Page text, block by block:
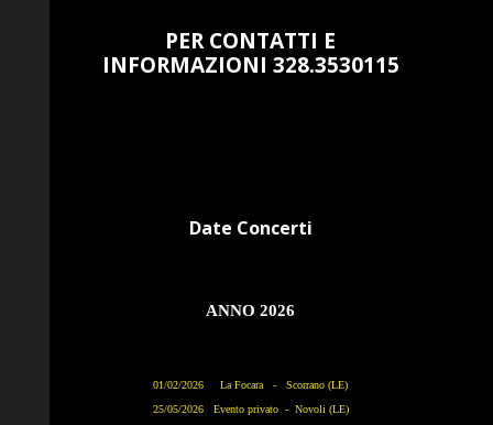
PER CONTATTI E
INFORMAZIONI 328.3530115
Date Concerti
ANNO 2026
01/02/2026 La Focara - Scorrano (LE)
25/05/2026 Evento privato - Novoli (LE)